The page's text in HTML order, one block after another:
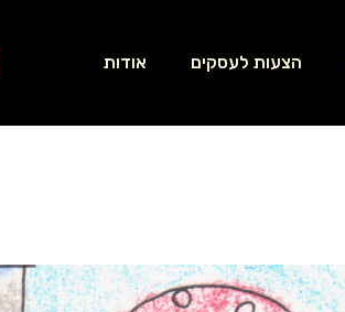
הצעות לעסקים אודות